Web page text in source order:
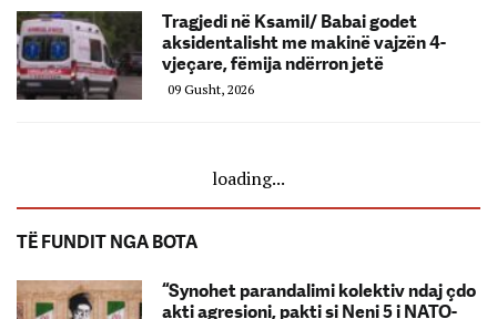
Tragjedi në Ksamil/ Babai godet
aksidentalisht me makinë vajzën 4-
vjeçare, fëmija ndërron jetë
09 Gusht, 2026
loading...
TË FUNDIT NGA BOTA
“Synohet parandalimi kolektiv ndaj çdo
akti agresioni, pakti si Neni 5 i NATO-